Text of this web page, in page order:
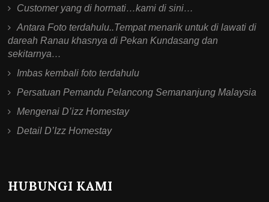
Customer yang di hormati…kami di sini…
Antara Foto terdahulu..Tempat menarik untuk di lawati di
dareah Ranau khasnya di Pekan Kundasang dan
sekitarnya…
Imbas kembali foto terdahulu
Persatuan Pemandu Pelancong Semananjung Malaysia
Mengenai D’izz Homestay
Detail D’Izz Homestay
HUBUNGI KAMI